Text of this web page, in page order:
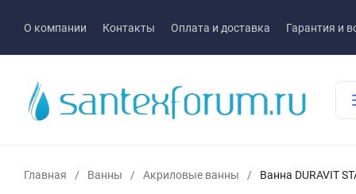
О компании Контакты Оплата и доставка Гарантия и
Главная / Ванны / Акриловые ванны / Ванна DURAVIT